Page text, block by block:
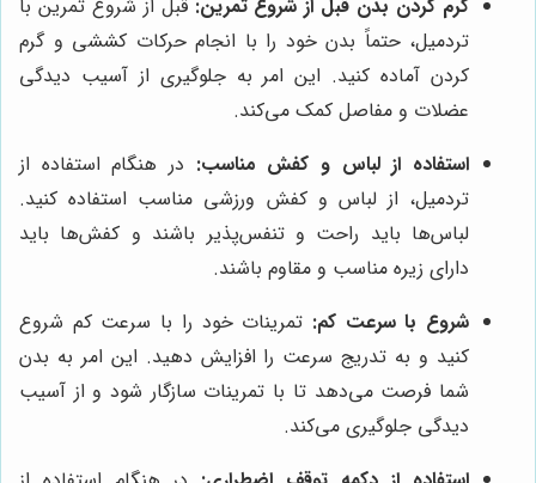
گرم کردن بدن قبل از شروع تمرین: قبل از شروع تمرین با
تردمیل، حتماً بدن خود را با انجام حرکات کششی و گرم
کردن آماده کنید. این امر به جلوگیری از آسیب دیدگی
عضلات و مفاصل کمک می‌کند.
استفاده از لباس و کفش مناسب: در هنگام استفاده از
تردمیل، از لباس و کفش ورزشی مناسب استفاده کنید.
لباس‌ها باید راحت و تنفس‌پذیر باشند و کفش‌ها باید
دارای زیره مناسب و مقاوم باشند.
شروع با سرعت کم: تمرینات خود را با سرعت کم شروع
کنید و به تدریج سرعت را افزایش دهید. این امر به بدن
شما فرصت می‌دهد تا با تمرینات سازگار شود و از آسیب
دیدگی جلوگیری می‌کند.